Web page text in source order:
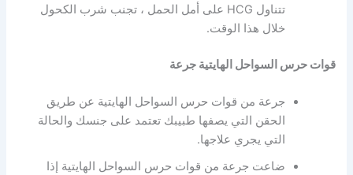
تتناول HCG على أمل الحمل ، تجنب شرب الكحول
خلال هذا الوقت.
قوات حرس السواحل الهايتية جرعة
جرعة من قوات حرس السواحل الهايتية عن طريق
الحقن التي يصفها طبيبك تعتمد على جنسك والحالة
التي يجري علاجها.
ضاعت جرعة من قوات حرس السواحل الهايتية إذا